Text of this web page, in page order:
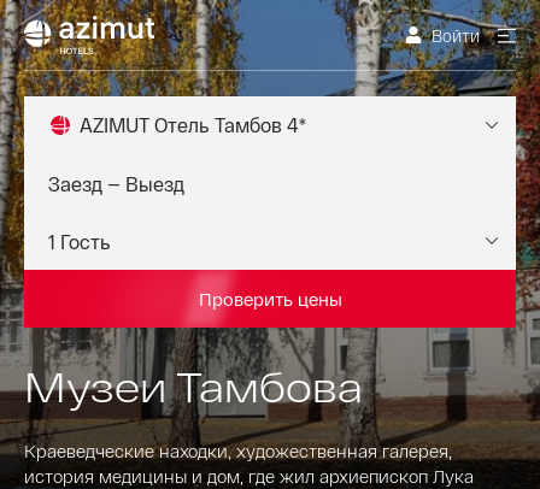
Войти
AZIMUT Отель Тамбов 4*
Проверить цены
Музеи Тамбова
Краеведческие находки, художественная галерея,
история медицины и дом, где жил архиепископ Лука